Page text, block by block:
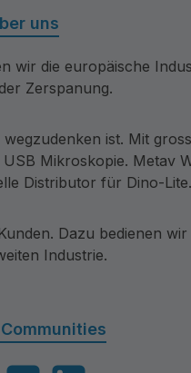
uns
die europäische
der Zerspanung.
ist. Mit
Mikroskopie. Metav
Distributor für Dino-Lite.
Dazu bedienen
Industrie.